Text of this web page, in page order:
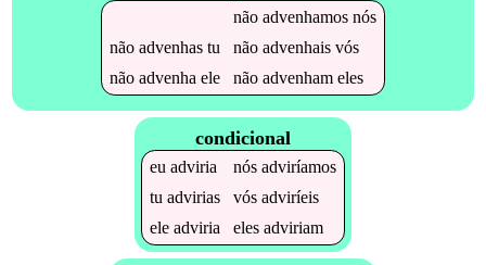
não advenhamosnós
não advenhastu não advenhaisvós
não advenha ele não advenhameles
condicional
eu adviria nós adviríamos
tu advirias vós adviríeis
ele adviria eles adviriam